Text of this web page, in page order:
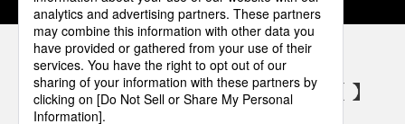
パナソニックの電気設備 SNSアカウント